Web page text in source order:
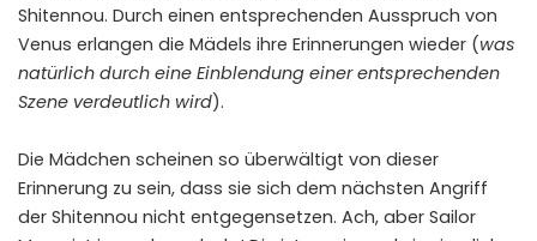
Shitennou. Durch einen entsprechenden Ausspruch von
Venus erlangen die Mädels ihre Erinnerungen wieder (was
natürlich durch eine Einblendung einer entsprechenden
Szene verdeutlich wird).
Die Mädchen scheinen so überwältigt von dieser
Erinnerung zu sein, dass sie sich dem nächsten Angriff
der Shitennou nicht entgegensetzen. Ach, aber Sailor